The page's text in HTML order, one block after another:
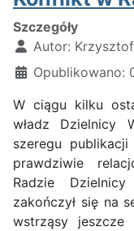
Szczegóły
Autor:
Opublikowano:
W ciągu kilku
władz Dzielnicy
szeregu
prawdziwie
Radzie
zakończył się na
wstrząsy